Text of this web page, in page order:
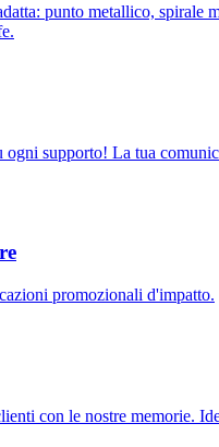
punto metallico, spirale
ogni supporto! La tua
promozionali d'impatto.
con le nostre memorie.